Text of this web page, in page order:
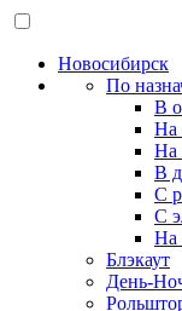
Новосибирск
По
В
На
На
В
С
С
На
Блэкаут
День-